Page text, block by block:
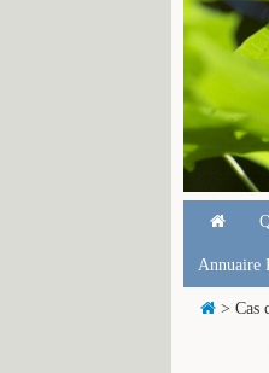
Annuaire
> Cas